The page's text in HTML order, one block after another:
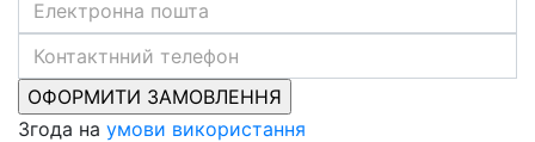
Згода на умови використання